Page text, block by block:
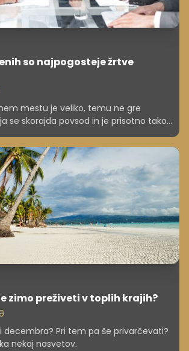
so najpogosteje žrtve
mestu je veliko, temu ne gre
se skorajda povsod in je prisotno tako
Tarče so lahko delavci, vodje
skratka vsi, ki so del nekega sistema.
specifične tipe zaposlenih, ki so
nasilnežev, pri čemer lahko vidimo, da
pravila, zakaj nekdo nad nekom izvaja
fizično ali spolno.
zimo preživeti v toplih krajih?
Pri tem pa še privarčevati?
nekaj nasvetov.